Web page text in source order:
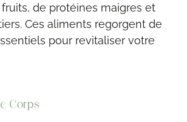
de protéines maigres et
Ces aliments regorgent de
pour revitaliser votre
Corps